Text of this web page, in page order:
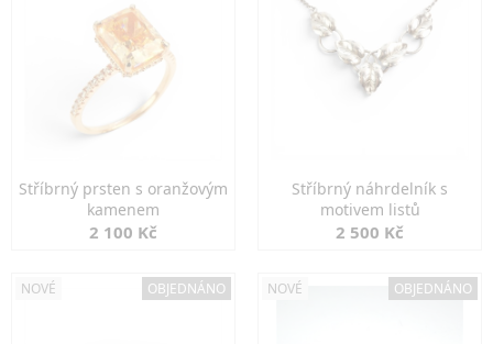
Stříbrný prsten s oranžovým
kamenem
2 100 Kč
Stříbrný náhrdelník s
motivem listů
2 500 Kč
NOVÉ OBJEDNÁNO NOVÉ OBJEDNÁNO